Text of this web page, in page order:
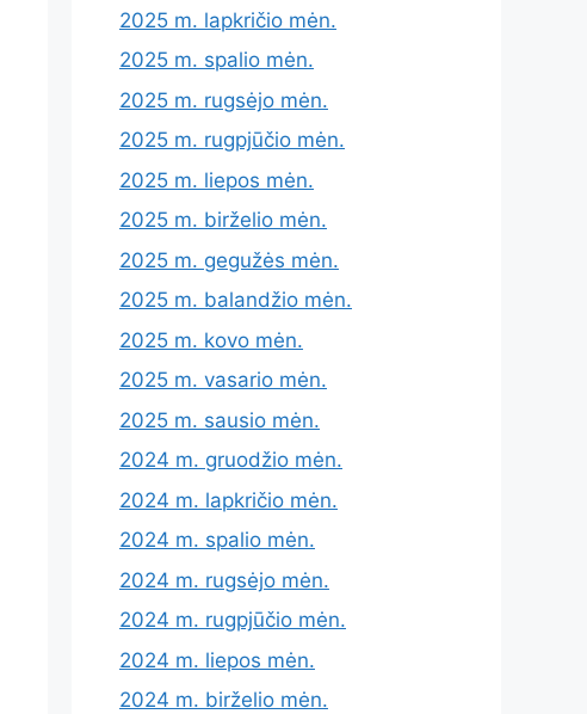
2025 m. lapkričio mėn.
2025 m. spalio mėn.
2025 m. rugsėjo mėn.
2025 m. rugpjūčio mėn.
2025 m. liepos mėn.
2025 m. birželio mėn.
2025 m. gegužės mėn.
2025 m. balandžio mėn.
2025 m. kovo mėn.
2025 m. vasario mėn.
2025 m. sausio mėn.
2024 m. gruodžio mėn.
2024 m. lapkričio mėn.
2024 m. spalio mėn.
2024 m. rugsėjo mėn.
2024 m. rugpjūčio mėn.
2024 m. liepos mėn.
2024 m. birželio mėn.